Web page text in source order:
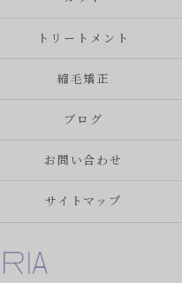
トリートメント
縮毛矯正
ブログ
お問い合わせ
サイトマップ